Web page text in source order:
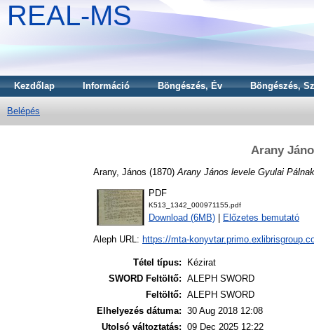
REAL-MS
Kezdőlap Információ Böngészés, Év Böngészés,
Belépés
Arany
Arany, János (1870) Arany János levele Gyulai
PDF
K513_1342_000971155.pdf
Download (6MB) Előzetes bemutató
Aleph URL: https://mta-
Tétel típus:
Kézirat
SWORD Feltöltő: ALEPH SWORD
Feltöltő: ALEPH SWORD
Elhelyezés dátuma: 30 Aug 2018 12:08
Utolsó változtatás: 09 Dec 2025 12:22